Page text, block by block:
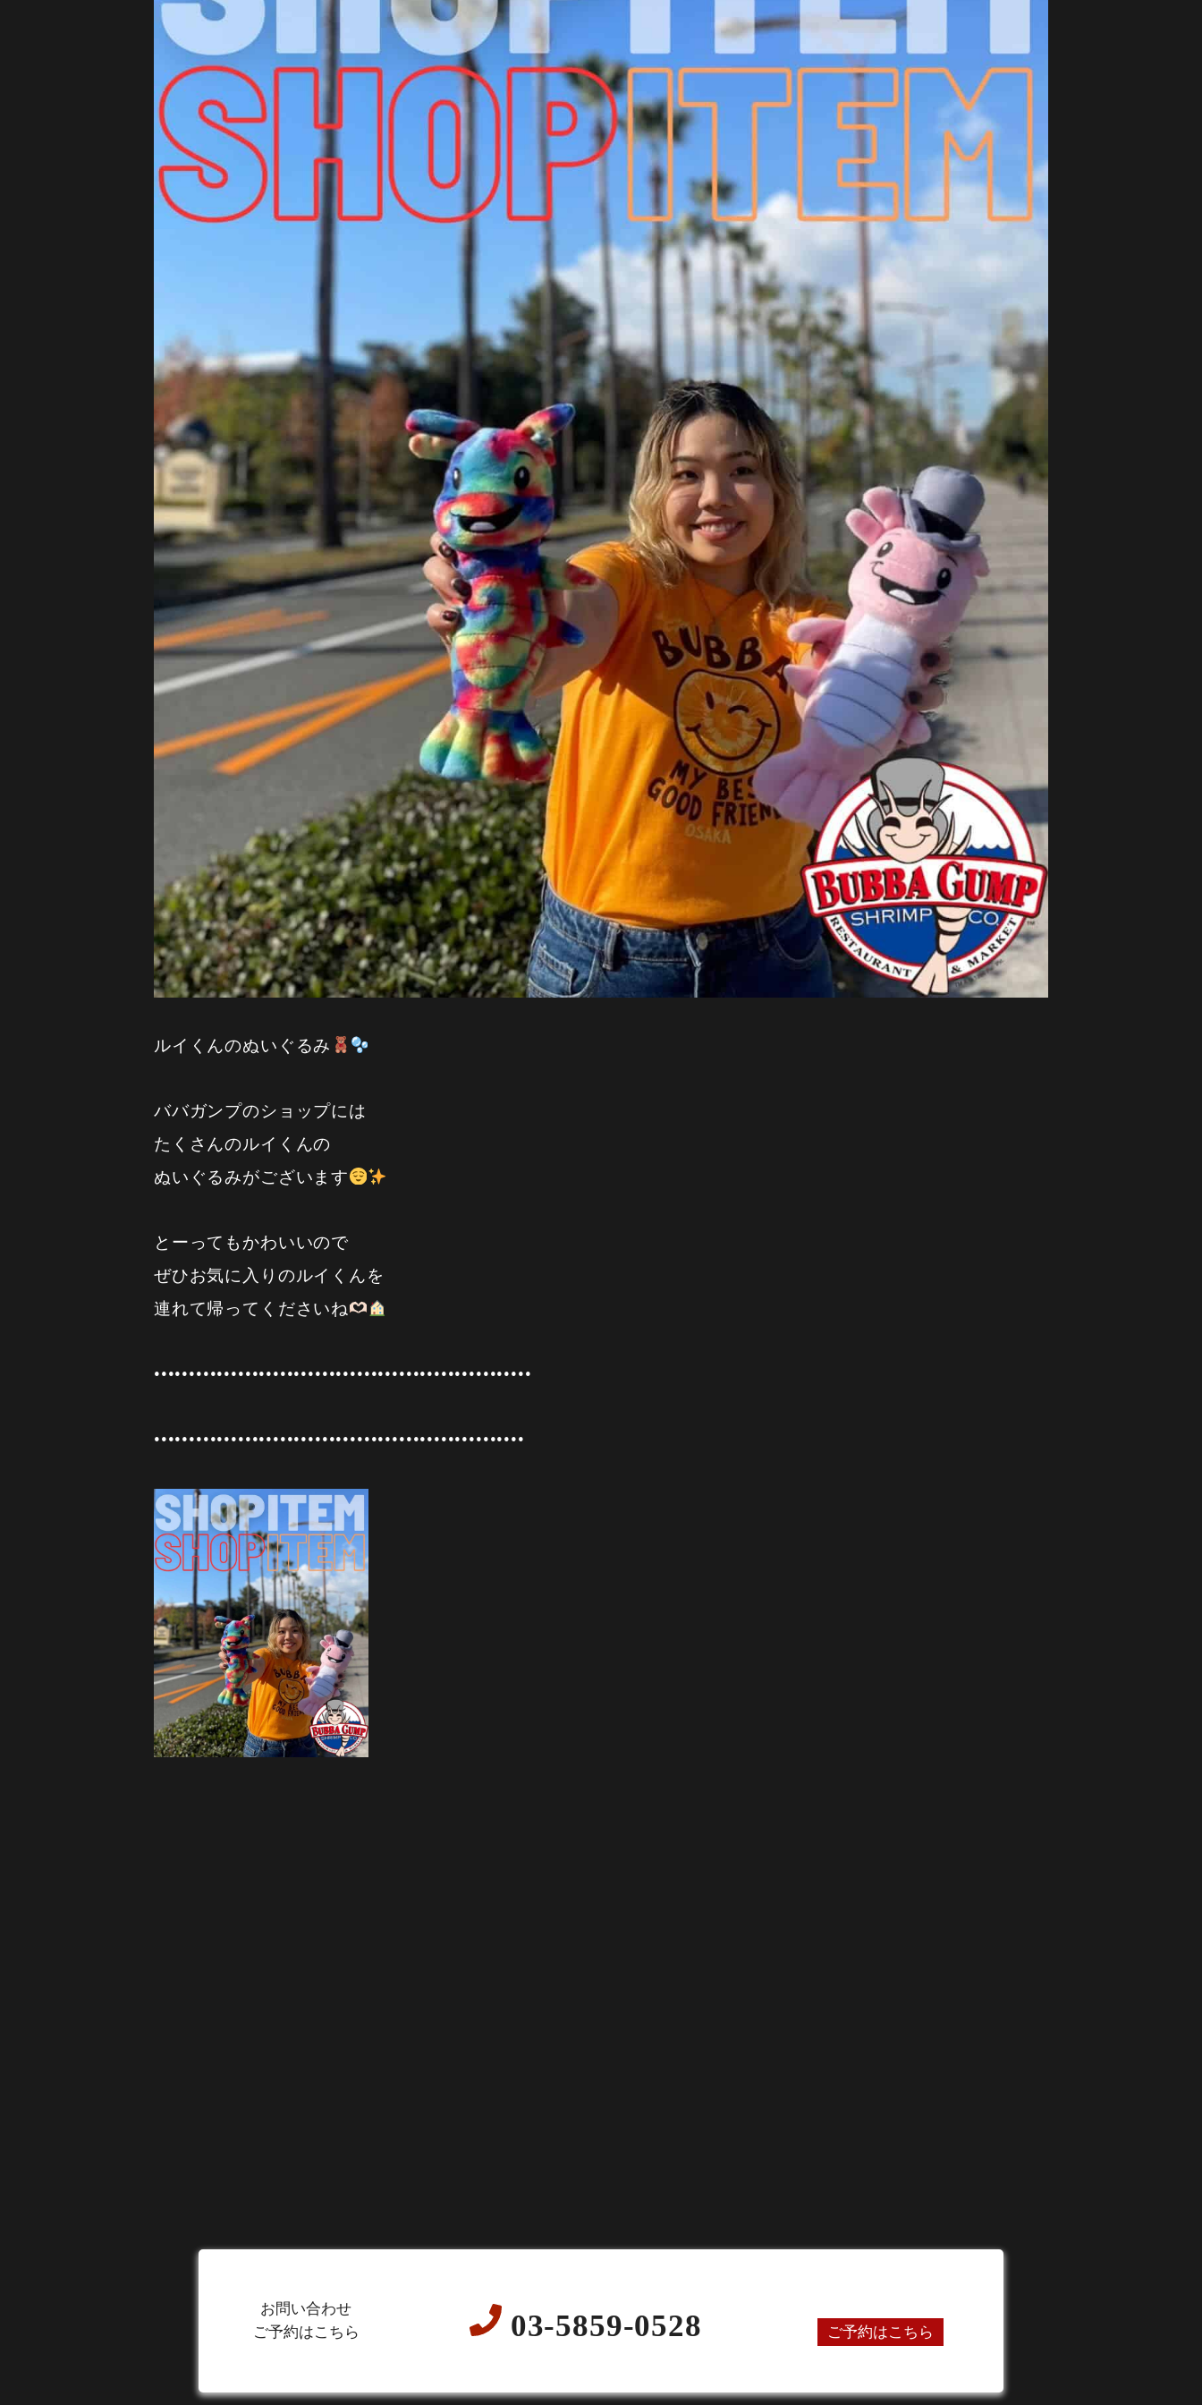
ルイくんのぬいぐるみ
ババガンプのショップには
たくさんのルイくんの
ぬいぐるみがございます
とーってもかわいいので
ぜひお気に入りのルイくんを
連れて帰ってくださいね
••••••••••••••••••••••••••••••••••••••••••••••••••••••
•••••••••••••••••••••••••••••••••••••••••••••••••••••
お問い合わせ
ご予約はこちら
03-5859-0528 ご予約はこちら